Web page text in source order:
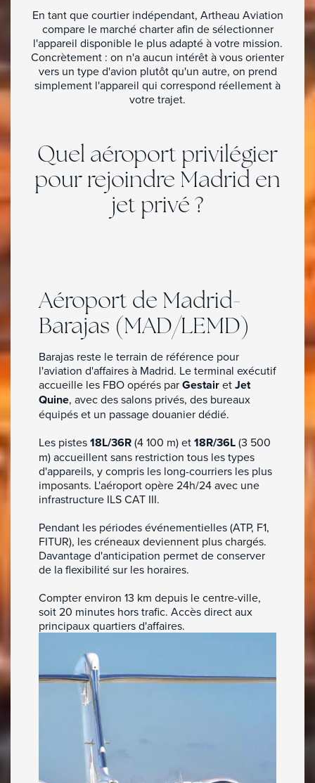
En tant que courtier indépendant, Artheau Aviation
compare le marché charter afin de sélectionner
l'appareil disponible le plus adapté à votre mission.
Concrètement : on n'a aucun intérêt à vous orienter
vers un type d'avion plutôt qu'un autre, on prend
simplement l'appareil qui correspond réellement à
votre trajet.
Quel aéroport privilégier
pour rejoindre Madrid en
jet privé ?
Aéroport de Madrid-
Barajas (MAD/LEMD)
Barajas reste le terrain de référence pour
l'aviation d'affaires à Madrid. Le terminal exécutif
accueille les FBO opérés parGestairetJet
Quine, avec des salons privés, des bureaux
équipés et un passage douanier dédié.
Les pistes18L/36R(4 100 m) et18R/36L(3 500
m) accueillent sans restriction tous les types
d'appareils, y compris les long-courriers les plus
imposants. L'aéroport opère 24h/24 avec une
infrastructure ILS CAT III.
Pendant les périodes événementielles (ATP, F1,
FITUR), les créneaux deviennent plus chargés.
Davantage d'anticipation permet de conserver
de la flexibilité sur les horaires.
Compter environ 13 km depuis le centre-ville,
soit 20 minutes hors trafic. Accès direct aux
principaux quartiers d'affaires.